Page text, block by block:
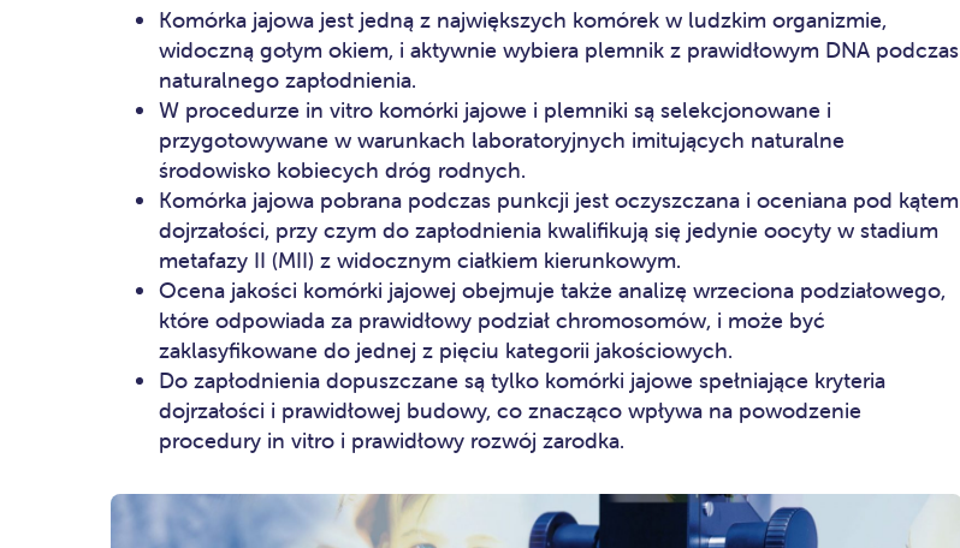
Komórka jajowa jest jedną z największych komórek w ludzkim organizmie,
widoczną gołym okiem, i aktywnie wybiera plemnik z prawidłowym DNA podczas
naturalnego zapłodnienia.
W procedurze in vitro komórki jajowe i plemniki są selekcjonowane i
przygotowywane w warunkach laboratoryjnych imitujących naturalne
środowisko kobiecych dróg rodnych.
Komórka jajowa pobrana podczas punkcji jest oczyszczana i oceniana pod kątem
dojrzałości, przy czym do zapłodnienia kwalifikują się jedynie oocyty w stadium
metafazy II (MII) z widocznym ciałkiem kierunkowym.
Ocena jakości komórki jajowej obejmuje także analizę wrzeciona podziałowego,
które odpowiada za prawidłowy podział chromosomów, i może być
zaklasyfikowane do jednej z pięciu kategorii jakościowych.
Do zapłodnienia dopuszczane są tylko komórki jajowe spełniające kryteria
dojrzałości i prawidłowej budowy, co znacząco wpływa na powodzenie
procedury in vitro i prawidłowy rozwój zarodka.